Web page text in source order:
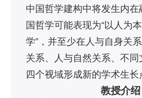
中国哲学建构中将发生内在
国哲学可能表现为“以人为
学”，并至少在人与自身关
关系、人与自然关系、不
四个视域形成新的学术生长
教授介绍